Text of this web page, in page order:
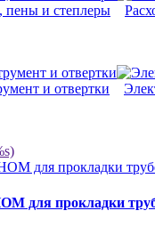
пены и степлеры
и отвертки
для прокладки